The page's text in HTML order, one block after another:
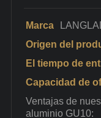
Marca
Origen del
El tiempo de
Capacidad de
Ventajas de
aluminio GU10: